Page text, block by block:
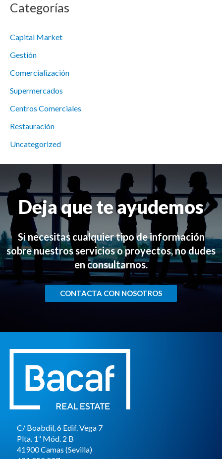
Categorías
Capital Market
Gestión
Comercialización
Supermercados
Centros Comerciales
Restauración
Uncategorized
Deja que te ayudemos
Si necesitas cualquier tipo de información
sobre nuestros servicios o proyectos, no dudes
en consultarnos.
CONTACTA CON NOSOTROS
C/ Boabdil, 6 Edif. Vega 7
Plta. 1ª Mód. 2 B
41900 Camas (Sevilla)